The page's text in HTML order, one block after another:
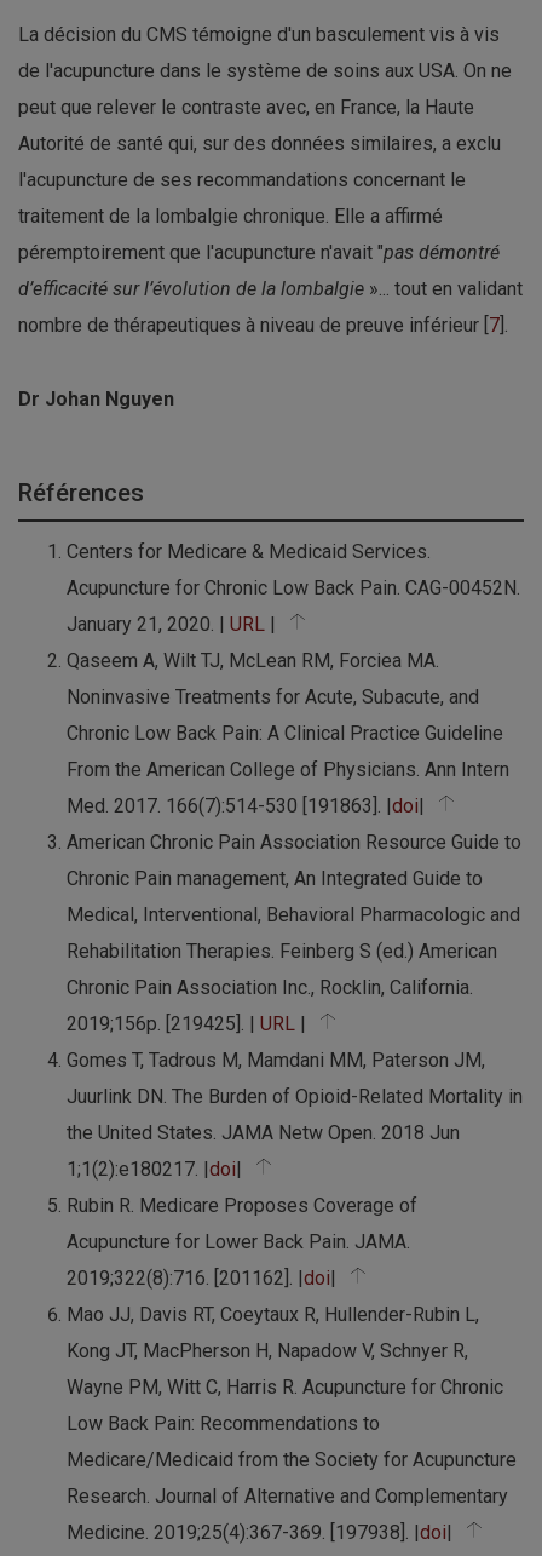
La décision du CMS témoigne d'un basculement vis à vis
de l'acupuncture dans le système de soins aux USA. On ne
peut que relever le contraste avec, en France, la Haute
Autorité de santé qui, sur des données similaires, a exclu
l'acupuncture de ses recommandations concernant le
traitement de la lombalgie chronique. Elle a affirmé
péremptoirement que l'acupuncture n'avait "pas démontré
d’efficacité sur l’évolution de la lombalgie »... tout en validant
nombre de thérapeutiques à niveau de preuve inférieur [ 7 ].
Dr Johan Nguyen
Références
Centers for Medicare & Medicaid Services.
Acupuncture for Chronic Low Back Pain. CAG-00452N.
January 21, 2020. | URL
Qaseem A, Wilt TJ, McLean RM, Forciea MA.
Noninvasive Treatments for Acute, Subacute, and
Chronic Low Back Pain: A Clinical Practice Guideline
From the American College of Physicians. Ann Intern
Med. 2017. 166(7):514-530 [191863]. | doi
American Chronic Pain Association Resource Guide to
Chronic Pain management, An Integrated Guide to
Medical, Interventional, Behavioral Pharmacologic and
Rehabilitation Therapies. Feinberg S (ed.) American
Chronic Pain Association Inc., Rocklin, California.
2019;156p. [219425]. | URL
Gomes T, Tadrous M, Mamdani MM, Paterson JM,
Juurlink DN. The Burden of Opioid-Related Mortality in
the United States. JAMA Netw Open. 2018 Jun
1;1(2):e180217. | doi
Rubin R. Medicare Proposes Coverage of
Acupuncture for Lower Back Pain. JAMA.
2019;322(8):716. [201162]. | doi
Mao JJ, Davis RT, Coeytaux R, Hullender-Rubin L,
Kong JT, MacPherson H, Napadow V, Schnyer R,
Wayne PM, Witt C, Harris R. Acupuncture for Chronic
Low Back Pain: Recommendations to
Medicare/Medicaid from the Society for Acupuncture
Research. Journal of Alternative and Complementary
Medicine. 2019;25(4):367-369. [197938]. | doi